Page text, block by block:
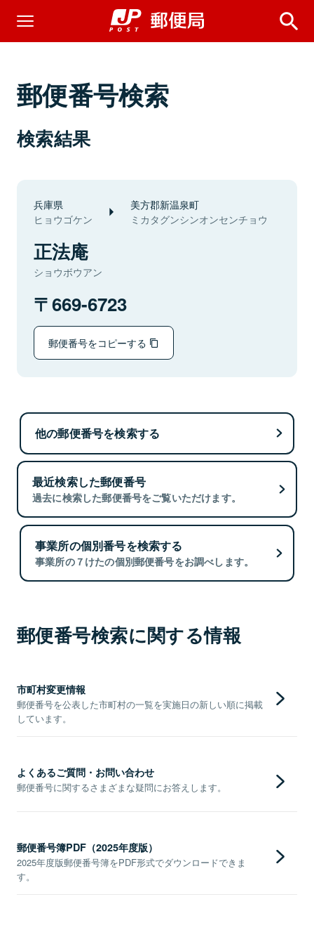
郵便番号検索
検索結果
兵庫県
ヒョウゴケン
美方郡新温泉町
ミカタグンシンオンセンチョウ
正法庵
ショウボウアン
669-6723
郵便番号をコピーする
他の郵便番号を検索する
最近検索した郵便番号
過去に検索した郵便番号をご覧いただけます。
事業所の個別番号を検索する
事業所の７けたの個別郵便番号をお調べします。
郵便番号検索に関する情報
市町村変更情報
郵便番号を公表した市町村の一覧を実施日の新しい順に掲載
しています。
よくあるご質問・お問い合わせ
郵便番号に関するさまざまな疑問にお答えします。
郵便番号簿PDF（2025年度版）
2025年度版郵便番号簿をPDF形式でダウンロードできま
す。